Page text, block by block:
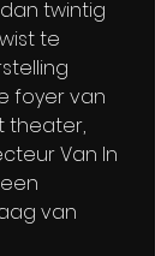
twintig
te
foyer van
theater,
Van In
van